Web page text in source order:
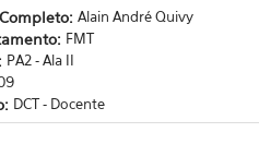
Alain André Quivy
FMT
PA2 - Ala II
DCT - Docente